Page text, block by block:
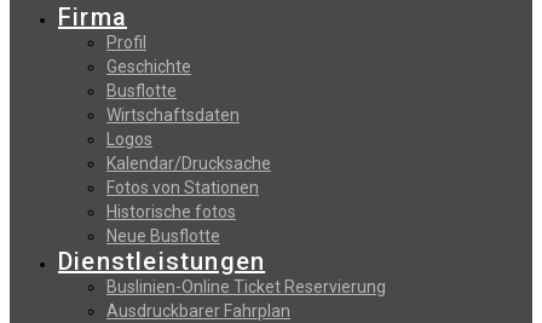
Firma
Profil
Geschichte
Busflotte
Wirtschaftsdaten
Logos
Kalendar/Drucksache
Fotos von Stationen
Historische fotos
Neue Busflotte
Dienstleistungen
Buslinien-Online Ticket Reservierung
Αusdruckbarer Fahrplan